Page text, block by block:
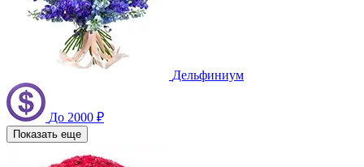
Дельфиниум
До 2000 ₽
Показать еще